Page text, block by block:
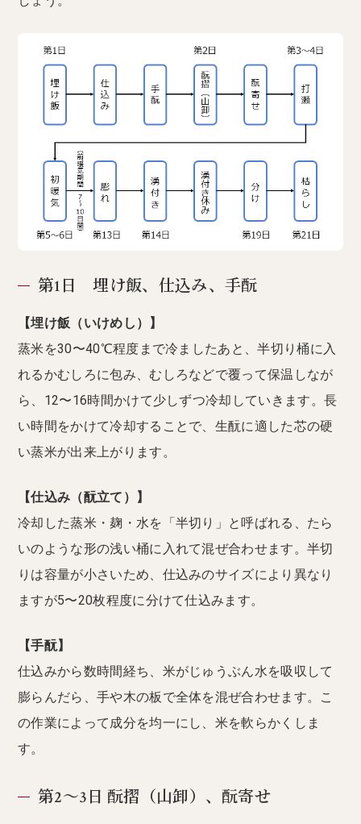
第1日 埋け飯、仕込み、手酛
【埋け飯（いけめし）】
蒸米を30〜40℃程度まで冷ましたあと、半切り桶に入
れるかむしろに包み、むしろなどで覆って保温しなが
ら、12〜16時間かけて少しずつ冷却していきます。長
い時間をかけて冷却することで、生酛に適した芯の硬
い蒸米が出来上がります。
【仕込み（酛立て）】
冷却した蒸米・麹・水を「半切り」と呼ばれる、たら
いのような形の浅い桶に入れて混ぜ合わせます。半切
りは容量が小さいため、仕込みのサイズにより異なり
ますが5〜20枚程度に分けて仕込みます。
【手酛】
仕込みから数時間経ち、米がじゅうぶん水を吸収して
膨らんだら、手や木の板で全体を混ぜ合わせます。こ
の作業によって成分を均一にし、米を軟らかくしま
す。
第2〜3日 酛摺（山卸）、酛寄せ